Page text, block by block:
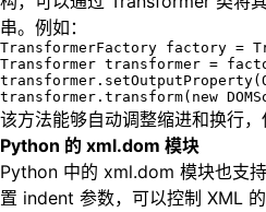
串。例如：
TransformerFactory factory =
Transformer transformer =
transformer.transform(new
该方法能够自动调整缩进和换行，
Python 的 xml.dom 模块
Python 中的 xml.dom 模块也支
置 indent 参数，可以控制 XML 的